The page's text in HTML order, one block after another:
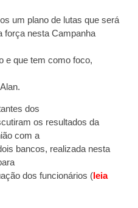
um plano de lutas que será
força nesta Campanha
e que tem como foco,
dos
os resultados da
com a
bancos, realizada nesta
dos funcionários (leia